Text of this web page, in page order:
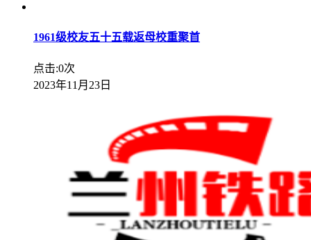
1961级校友五十五载返母校重聚首
点击:0次
2023年11月23日